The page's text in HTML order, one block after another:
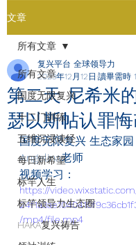
文章
所有文章
国度无限复兴
十二门训练
五维沉浸读经
每日新希望
标竿人生
标竿领导力生态圈
HAKA复兴祷告
所有文章
第二天 尼希米
瑟以斯帖认罪悔
复兴平台 全球领导力
2023年12月12日 讀畢需時
国度无限复兴 生态家
Angelina老师
视频学习：
https://
/mp4/file.mp4